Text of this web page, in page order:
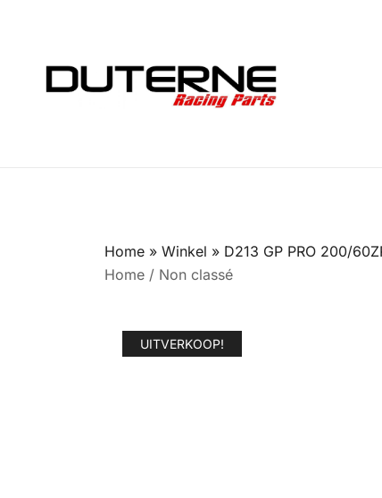
Home » Winkel » D213 GP PRO 200/
Home / Non classé
UITVERKOOP!